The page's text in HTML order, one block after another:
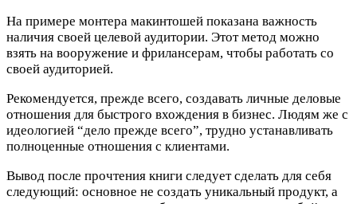
На примере монтера макинтошей показана важность
наличия своей целевой аудитории. Этот метод можно
взять на вооружение и фрилансерам, чтобы работать со
своей аудиторией.
Рекомендуется, прежде всего, создавать личные деловые
отношения для быстрого вхождения в бизнес. Людям же с
идеологией “дело прежде всего”, трудно устанавливать
полноценные отношения с клиентами.
Вывод после прочтения книги следует сделать для себя
следующий: основное не создать уникальный продукт, а